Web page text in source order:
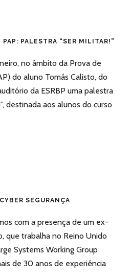
PALESTRA “SER MILITAR!”
no âmbito da Prova de
do aluno Tomás Calisto, do
da ESRBP uma palestra
destinada aos alunos do curso
SEGURANÇA
com a presença de um ex-
que trabalha no Reino Unido
Systems Working Group
de 30 anos de experiência